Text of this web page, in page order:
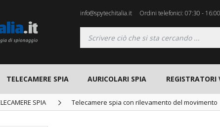
info@spytechitalia.it Ordini telefonici: 07:30 -
TELECAMERE SPIA AURICOLARI SPIA REGISTRATORI
SPIA Telecamere spia con rilevamento del movimento